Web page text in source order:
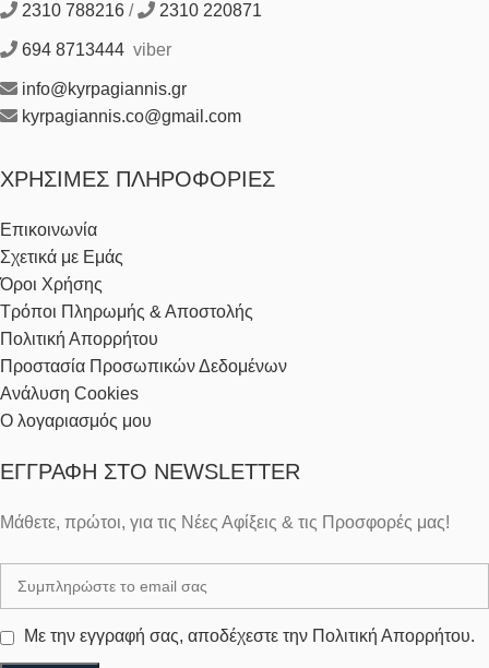
2310 788216 / 2310 220871
694 8713444 viber
info@kyrpagiannis.gr
kyrpagiannis.co@gmail.com
ΧΡΉΣΙΜΕΣ ΠΛΗΡΟΦΟΡΊΕΣ
Επικοινωνία
Σχετικά με Εμάς
Όροι Χρήσης
Τρόποι Πληρωμής & Αποστολής
Πολιτική Απορρήτου
Προστασία Προσωπικών Δεδομένων
Ανάλυση Cookies
Ο λογαριασμός μου
ΕΓΓΡΑΦΉ ΣΤΟ NEWSLETTER
Μάθετε, πρώτοι, για τις Νέες Αφίξεις & τις Προσφορές μας!
Με την εγγραφή σας, αποδέχεστε την Πολιτική Απορρήτου.